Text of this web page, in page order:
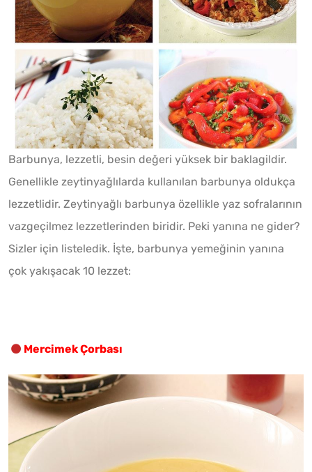
Barbunya, lezzetli, besin değeri yüksek bir baklagildir.
Genellikle zeytinyağlılarda kullanılan barbunya oldukça
lezzetlidir. Zeytinyağlı barbunya özellikle yaz sofralarının
vazgeçilmez lezzetlerinden biridir. Peki yanına ne gider?
Sizler için listeledik. İşte, barbunya yemeğinin yanına
çok yakışacak 10 lezzet:
Mercimek Çorbası